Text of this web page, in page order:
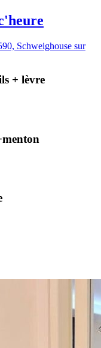
Schweighouse sur
+ lèvre